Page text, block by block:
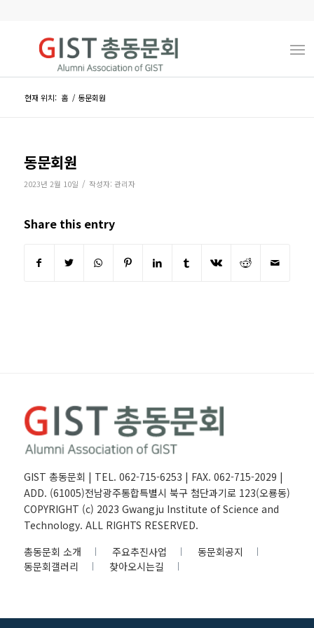
현재 위치: 홈 / 동문회원
동문회원
2023년 2월 10일 / 작성자: 관리자
Share this entry
GIST 총동문회 | TEL. 062-715-6253 | FAX. 062-715-2029 |
ADD. (61005)전남광주통합특별시 북구 첨단과기로 123(오룡동)
COPYRIGHT (c) 2023 Gwangju Institute of Science and
Technology. ALL RIGHTS RESERVED.
총동문회 소개
주요추진사업
동문회공지
동문회갤러리
찾아오시는길